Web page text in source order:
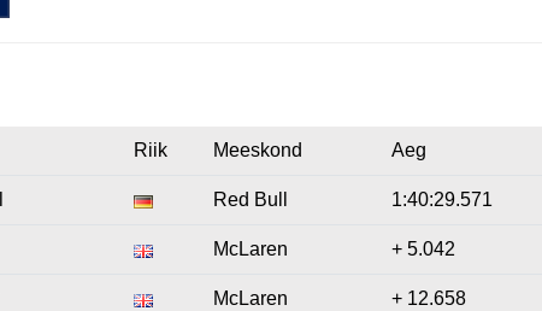
Riik Meeskond Aeg
Red Bull 1:40:29.571
McLaren + 5.042
McLaren + 12.658